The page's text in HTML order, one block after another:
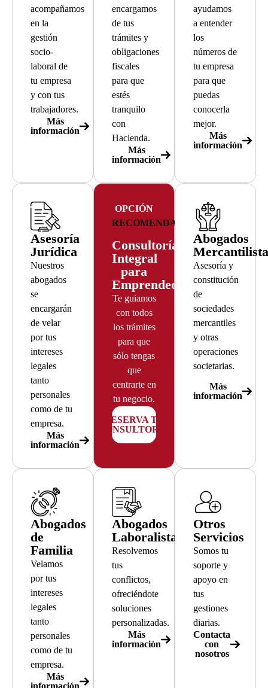
acompañamos
en la
gestión
socio-
laboral de
tu empresa
y con tus
trabajadores.
Más
información
encargamos
de tus
trámites y
obligaciones
fiscales
para que
estés
tranquilo
con
Hacienda.
Más
información
ayudamos
a entender
los
números de
tu empresa
para que
puedas
conocerla
mejor.
Más
información
Asesoría
Jurídica
Nuestros
abogados
se
encargarán
de velar
por tus
intereses
legales
tanto
personales
como de tu
empresa.
Más
información
OPCIÓN
RECOMENDADA
Consultoría
Integral
para
Emprendedores
Te guiamos
con todos
los trámites
para que
sólo tengas
que
centrarte en
tu negocio.
RESERVA TU
CONSULTORÍA
Abogados
Asesoría y
constitución
de
sociedades
mercantiles
y otras
operaciones
societarias.
Más
información
Abogados
de
Familia
Velamos
por tus
intereses
legales
tanto
personales
como de tu
empresa.
Más
información
Abogados
Laboralistas
Resolvemos
tus
conflictos,
ofreciéndote
soluciones
personalizadas.
Más
información
Otros
Servicios
Somos tu
soporte y
apoyo en
tus
gestiones
diarias.
Contacta
con
nosotros